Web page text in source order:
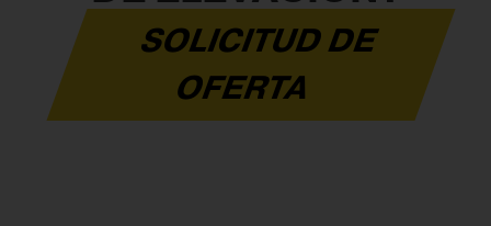
SOLICITUD DE
OFERTA